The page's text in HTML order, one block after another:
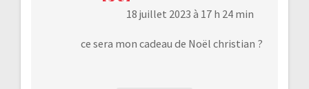
18 juillet 2023 à 17 h 24 min
ce sera mon cadeau de Noël christian ?